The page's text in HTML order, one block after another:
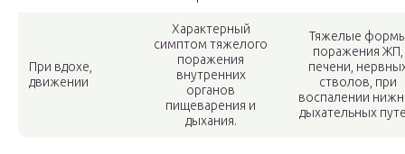
При вдохе,
движении
Характерный
симптом тяжелого
поражения
внутренних
органов
пищеварения и
дыхания.
Тяжелые
поражения ЖП,
печени,
стволов, при
воспалении
дыхательных